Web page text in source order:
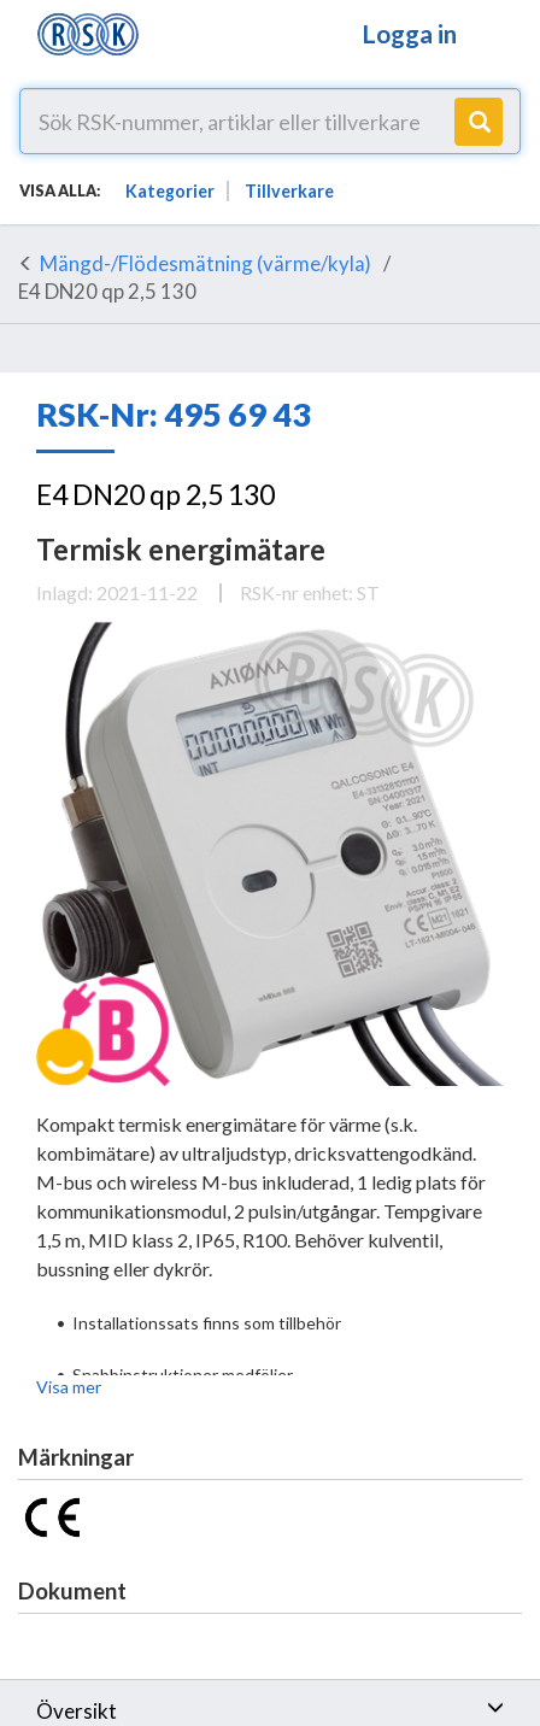
Logga in
VISA ALLA: Kategorier Tillverkare
Mängd-/Flödesmätning (värme/kyla)
E4 DN20 qp 2,5 130
RSK-Nr: 495 69 43
E4 DN20 qp 2,5 130
Termisk energimätare
Inlagd: 2021-11-22 RSK-nr enhet: ST
Kompakt termisk energimätare för värme (s.k.
kombimätare) av ultraljudstyp, dricksvattengodkänd.
M-bus och wireless M-bus inkluderad, 1 ledig plats för
kommunikationsmodul, 2 pulsin/utgångar. Tempgivare
1,5 m, MID klass 2, IP65, R100. Behöver kulventil,
bussning eller dykrör.
• Installationssats finns som tillbehör
• Snabbinstruktioner medföljer
•Löstagbart integreringsverk
•Avancerad larmhantering
Eftermonterbar matning eller kommunikation
•För horisontellt eller vertikalt montage
Visa mer
Märkningar
Dokument
Översikt